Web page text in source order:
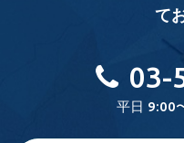
て
03-
平日 9:00